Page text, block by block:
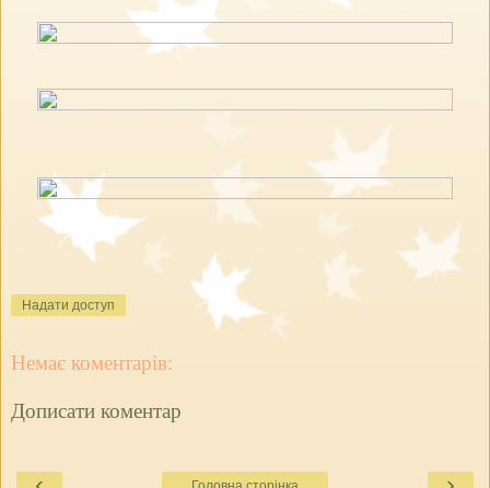
Надати доступ
Немає коментарів:
Дописати коментар